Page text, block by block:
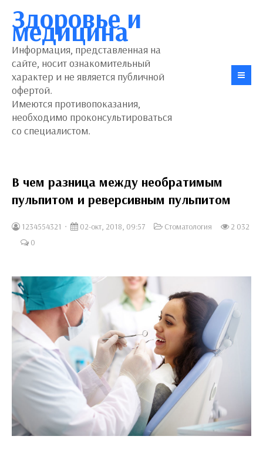
Здоровье и
медицина
Информация, представленная на
сайте, носит ознакомительный
характер и не является публичной
офертой.
Имеются противопоказания,
необходимо проконсультироваться
со специалистом.
В чем разница между необратимым
пульпитом и реверсивным пульпитом
1234554321 02-окт, 2018, 09:57 Стоматология
2 032
0